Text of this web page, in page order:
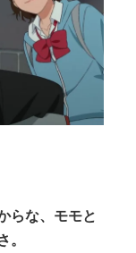
らな、モモと
。